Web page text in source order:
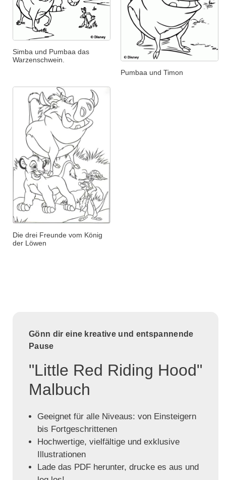
Simba und Pumbaa das
Warzenschwein.
Pumbaa und Timon
Die drei Freunde vom König
der Löwen
Gönn dir eine kreative und entspannende
Pause
"Little Red Riding Hood"
Malbuch
Geeignet für alle Niveaus: von Einsteigern
bis Fortgeschrittenen
Hochwertige, vielfältige und exklusive
Illustrationen
Lade das PDF herunter, drucke es aus und